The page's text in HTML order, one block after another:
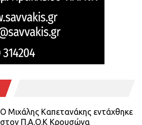
O Mιχάλης Καπετανάκης εντάχθηκε
στον Π.Α.Ο.Κ Κρουσώνα